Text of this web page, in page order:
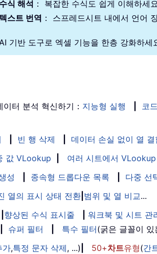
수식 해석 ： 복잡한 수식도 쉽게 이해하세요
텍스트 번역 ： 스프레드시트 내에서 언어
기반 도구로 엑셀 기능을 한층 강화하세
터 분석 혁신하기： 지능형 실행 코
빈 행 삭제 데이터 손실 없이 열
값 VLookup 여러 시트에서 VLookup
성 종속형 드롭다운 목록 다중 선
열의 표시 상태 전환 범위 및 열 비교...
향상된 수식 표시줄 워크북 및 시트 관
슈퍼 필터 특수 필터(굵은 글꼴이 있
가,특정 문자 삭제, ...) 50+차트유형(간